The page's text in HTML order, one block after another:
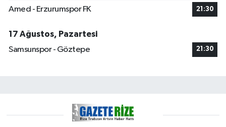
Amed - Erzurumspor FK 21:30
17 Ağustos, Pazartesi
Samsunspor - Göztepe
21:30